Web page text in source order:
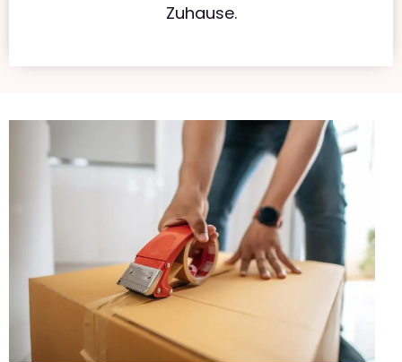
Zuhause.